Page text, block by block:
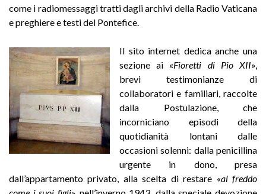
come i radiomessaggi tratti dagli archivi della Radio Vaticana
e preghiere e testi del Pontefice.
Il sito internet dedica anche una
sezione ai «Fioretti di Pio XII»,
brevi testimonianze di
collaboratori e familiari, raccolte
dalla Postulazione, che
incorniciano episodi della
quotidianità lontani dalle
occasioni solenni: dalla penicillina
urgente in dono, presa
dall’appartamento privato, alla scelta di restare «al freddo